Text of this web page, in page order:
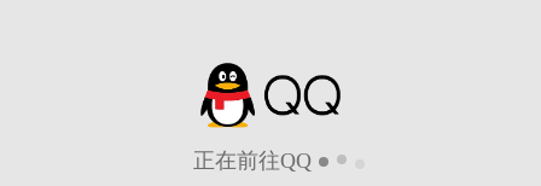
正在前往QQ